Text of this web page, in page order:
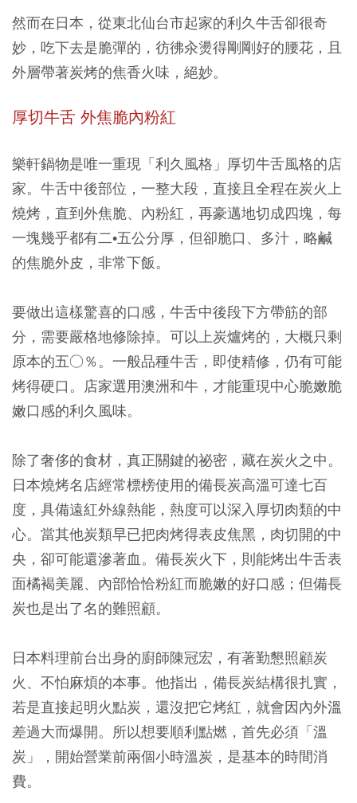
然而在日本，從東北仙台市起家的利久牛舌卻很奇
妙，吃下去是脆彈的，彷彿汆燙得剛剛好的腰花，且
外層帶著炭烤的焦香火味，絕妙。
厚切牛舌 外焦脆內粉紅
樂軒鍋物是唯一重現「利久風格」厚切牛舌風格的店
家。牛舌中後部位，一整大段，直接且全程在炭火上
燒烤，直到外焦脆、內粉紅，再豪邁地切成四塊，每
一塊幾乎都有二•五公分厚，但卻脆口、多汁，略鹹
的焦脆外皮，非常下飯。
要做出這樣驚喜的口感，牛舌中後段下方帶筋的部
分，需要嚴格地修除掉。可以上炭爐烤的，大概只剩
原本的五○％。一般品種牛舌，即使精修，仍有可能
烤得硬口。店家選用澳洲和牛，才能重現中心脆嫩脆
嫩口感的利久風味。
除了奢侈的食材，真正關鍵的祕密，藏在炭火之中。
日本燒烤名店經常標榜使用的備長炭高溫可達七百
度，具備遠紅外線熱能，熱度可以深入厚切肉類的中
心。當其他炭類早已把肉烤得表皮焦黑，肉切開的中
央，卻可能還滲著血。備長炭火下，則能烤出牛舌表
面橘褐美麗、內部恰恰粉紅而脆嫩的好口感；但備長
炭也是出了名的難照顧。
日本料理前台出身的廚師陳冠宏，有著勤懇照顧炭
火、不怕麻煩的本事。他指出，備長炭結構很扎實，
若是直接起明火點炭，還沒把它烤紅，就會因內外溫
差過大而爆開。所以想要順利點燃，首先必須「溫
炭」，開始營業前兩個小時溫炭，是基本的時間消
費。